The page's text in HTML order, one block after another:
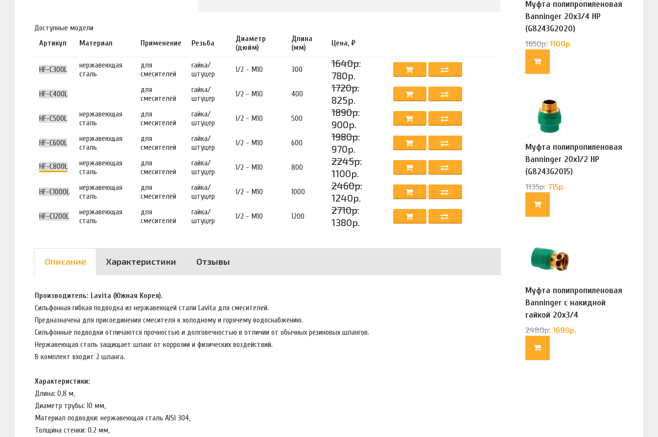
Доступные модели
Артикул
Материал Применение Резьба
Диаметр
(дюйм)
Длина
(мм)
Цена, ₽
HF-C300L
нержавеющая
сталь
для
смесителей
гайка/
штуцер
1/2 - М10 300
1640р.
780р.
HF-C400L
для
смесителей
гайка/
штуцер
1/2 - М10 400
1720р.
825р.
HF-C500L
нержавеющая
сталь
для
смесителей
гайка/
штуцер
1/2 - М10 500
1890р.
900р.
HF-C600L
нержавеющая
сталь
для
смесителей
гайка/
штуцер
1/2 - М10 600
1980р.
970р.
HF-C800L
нержавеющая
сталь
для
смесителей
гайка/
штуцер
1/2 - М10 800
2245р.
1100р.
HF-C1000L
нержавеющая
сталь
для
смесителей
гайка/
штуцер
1/2 - М10 1000
2460р.
1240р.
HF-C1200L
нержавеющая
сталь
для
смесителей
гайка/
штуцер
1/2 - М10 1200
2710р.
1380р.
Описание Характеристики Отзывы
Производитель: Lavita (Южная Корея).
Сильфонная гибкая подводка из нержавеющей стали Lavita для смесителей.
Предназначена для присоединения смесителя к холодному и горячему водоснабжению.
Сильфонные подводки отличаются прочностью и долговечностью в отличии от обычных резиновых шлангов.
Нержавеющая сталь защищает шланг от коррозии и физических воздействий.
В комплект входит 2 шланга.
Характеристики:
Длина: 0,8 м,
Диаметр трубы: 10 мм,
Материал подводки: нержавеющая сталь AISI 304,
Толщина стенки: 0.2 мм,
Муфта полипропиленовая
Banninger 20х3/4 НР
(G8243G2020)
1650р. 1100р.
Муфта полипропиленовая
Banninger 20х1/2 НР
(G8243G2015)
1135р. 715р.
Муфта полипропиленовая
Banninger с накидной
гайкой 20х3/4
(G83322020)
2480р. 1690р.